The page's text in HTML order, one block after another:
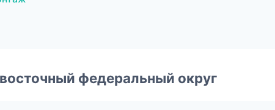
федеральный округ